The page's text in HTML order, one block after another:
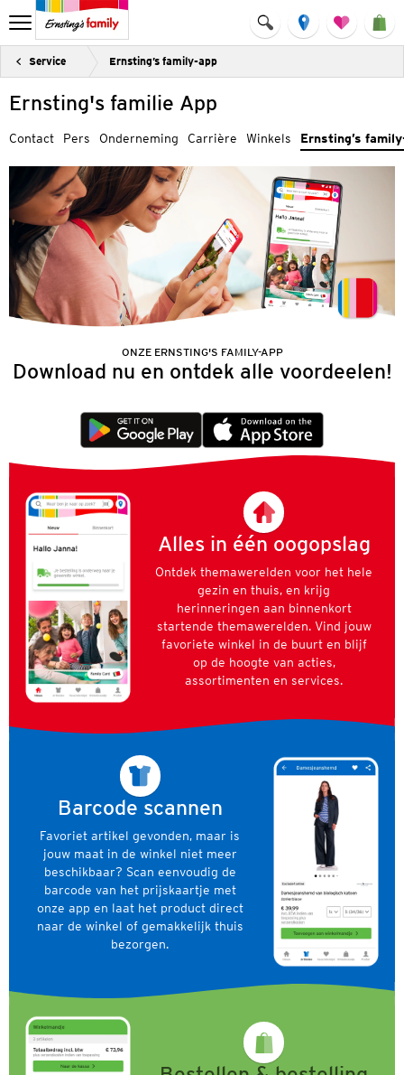
Service Ernsting’s family-app
Ernsting's familie App
Contact Pers Onderneming Carrière Winkels Ernsting’s
ONZE ERNSTING'S FAMILY-APP
Download nu en ontdek alle voordeelen!
Alles in één oogopslag
Ontdek themawerelden voor het hele
gezin en thuis, en krijg
herinneringen aan binnenkort
startende themawerelden. Vind jouw
favoriete winkel in de buurt en blijf
op de hoogte van acties,
assortimenten en services.
Barcode scannen
Favoriet artikel gevonden, maar is
jouw maat in de winkel niet meer
beschikbaar? Scan eenvoudig de
barcode van het prijskaartje met
onze app en laat het product direct
naar de winkel of gemakkelijk thuis
bezorgen.